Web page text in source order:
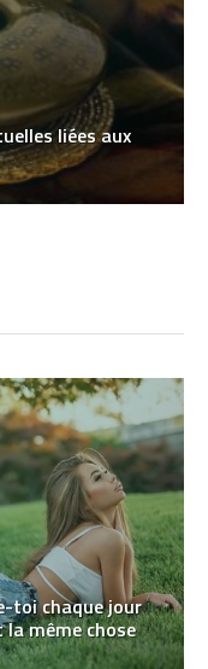
liées aux
toi chaque jour
la même chose